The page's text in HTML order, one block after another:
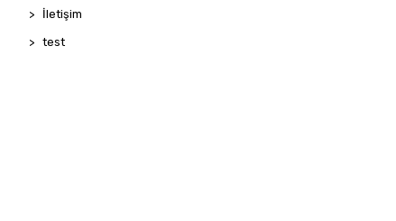
İletişim
test